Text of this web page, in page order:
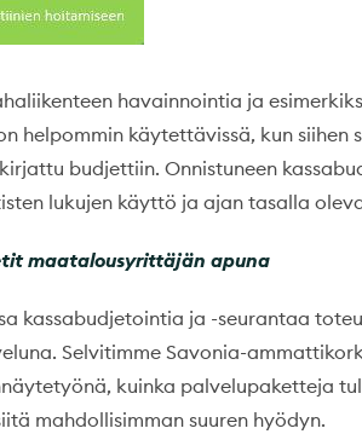
havainnointia ja
helpommin käytettävissä, kun siihen
budjettiin. Onnistuneen
lukujen käyttö ja ajan tasalla
maatalousyrittäjän apuna
kassabudjetointia ja -seurantaa
Selvitimme Savonia-
kuinka palvelupaketteja
mahdollisimman suuren hyödyn.